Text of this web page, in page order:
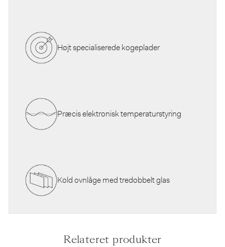
Højt specialiserede kogeplader
Præcis elektronisk temperaturstyring
Kold ovnlåge med tredobbelt glas
Relateret produkter